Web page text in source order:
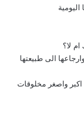
لا؟
الى طبيعتها
اكبر واصغر مخلوقات